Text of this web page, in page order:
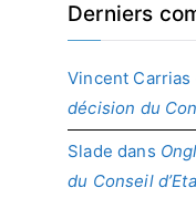
Derniers
Vincent Carrias
décision du
Slade dans
du Conseil